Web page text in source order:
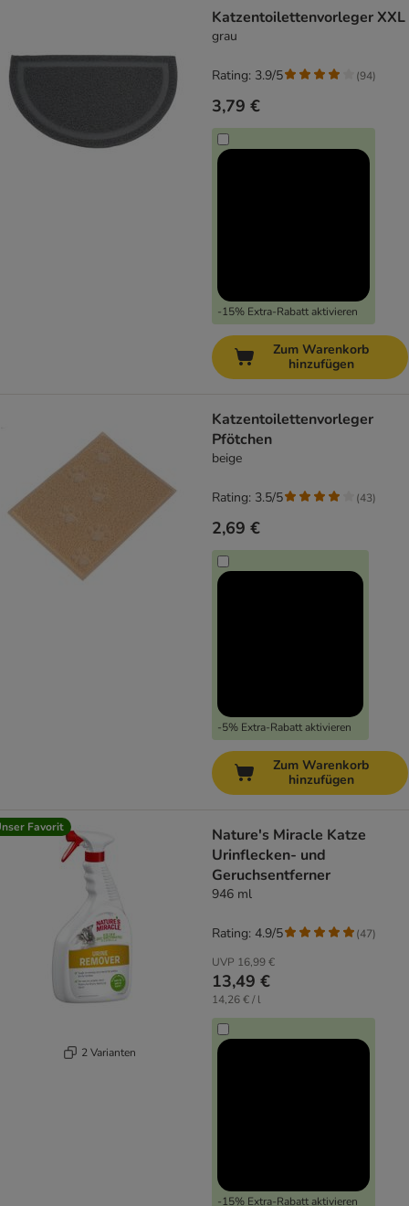
Katzentoilettenvorleger XXL
grau
3,79 €
-15% Extra-Rabatt aktivieren
Rating: 3.9/5 (94)
Zum Warenkorb
hinzufügen
Katzentoilettenvorleger
Pfötchen
beige
2,69 €
-5% Extra-Rabatt aktivieren
Rating: 3.5/5 (43)
Zum Warenkorb
hinzufügen
Favorit
2 Varianten
Nature's Miracle Katze
Urinflecken- und
Geruchsentferner
946 ml
UVP 16,99 €
13,49 €
14,26 € / l
-15% Extra-Rabatt aktivieren
Rating: 4.9/5 (47)